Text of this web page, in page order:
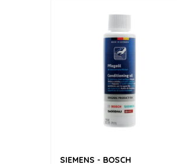
SIEMENS - BOSCH